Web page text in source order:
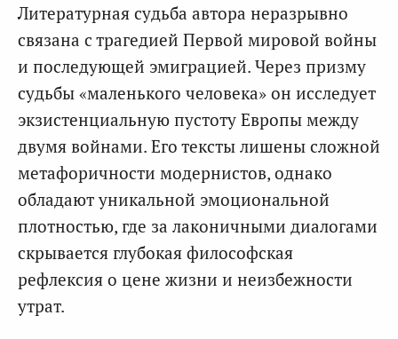
Литературная судьба автора неразрывно
связана с трагедией Первой мировой войны
и последующей эмиграцией. Через призму
судьбы «маленького человека» он исследует
экзистенциальную пустоту Европы между
двумя войнами. Его тексты лишены сложной
метафоричности модернистов, однако
обладают уникальной эмоциональной
плотностью, где за лаконичными диалогами
скрывается глубокая философская
рефлексия о цене жизни и неизбежности
утрат.